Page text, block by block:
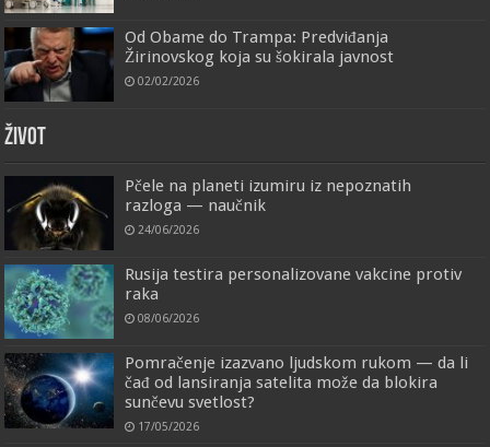
Od Obame do Trampa: Predviđanja
Žirinovskog koja su šokirala javnost
02/02/2026
ŽIVOT
Pčele na planeti izumiru iz nepoznatih
razloga — naučnik
24/06/2026
Rusija testira personalizovane vakcine protiv
raka
08/06/2026
Pomračenje izazvano ljudskom rukom — da li
čađ od lansiranja satelita može da blokira
sunčevu svetlost?
17/05/2026